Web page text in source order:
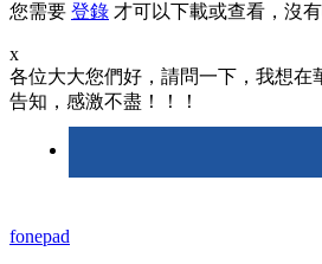
您需要 登錄 才可以下載或查看，沒
x
各位大大您們好，請問一下，我想在
告知，感激不盡！！！
fonepad